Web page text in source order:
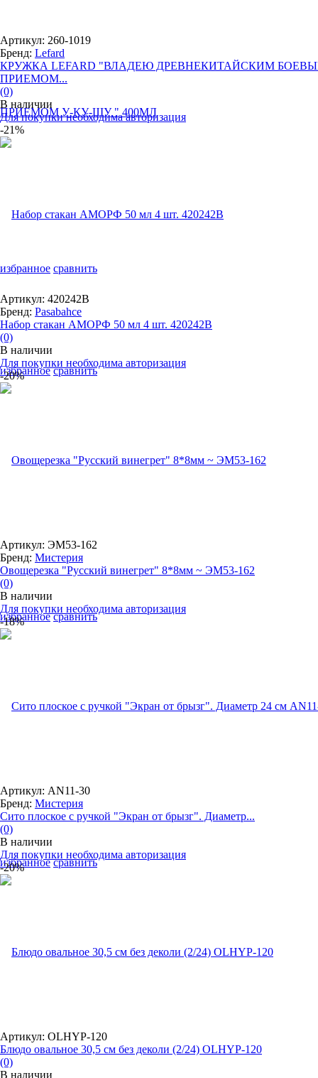
избранное сравнить
Артикул: 260-1019
Бренд: Lefard
КРУЖКА LEFARD "ВЛАДЕЮ ДРЕВНЕКИТАЙСКИМ
ПРИЕМОМ...
(0)
В наличии
Для покупки необходима авторизация
-21%
избранное сравнить
Артикул: 420242B
Бренд: Pasabahce
Набор стакан АМОРФ 50 мл 4 шт. 420242B
(0)
В наличии
Для покупки необходима авторизация
-20%
избранное сравнить
Артикул: ЭМ53-162
Бренд: Мистерия
Овощерезка "Русский винегрет" 8*8мм ~ ЭМ53-162
(0)
В наличии
Для покупки необходима авторизация
-18%
избранное сравнить
Артикул: AN11-30
Бренд: Мистерия
Сито плоское с ручкой "Экран от брызг". Диаметр...
(0)
В наличии
Для покупки необходима авторизация
-20%
Артикул: OLHYP-120
Блюдо овальное 30,5 см без деколи (2/24) OLHYP-120
(0)
В наличии